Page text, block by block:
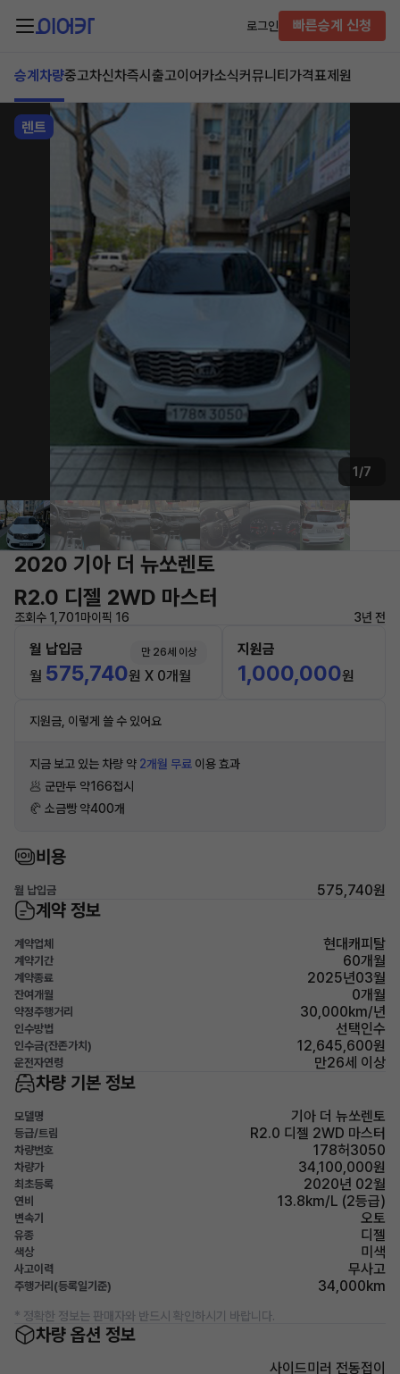
로그인 빠른승계 신청
승계차량중고차신차즉시출고이어카소식커뮤니티 가격표제원
렌트
1/7
2020 기아 더 뉴쏘렌토
R2.0 디젤 2WD 마스터
조회수 1,701 마이픽 16 3년 전
월 납입금 만 26세 이상
월 575,740원 X 0개월
지원금
1,000,000원
지원금, 이렇게 쓸 수 있어요
지금 보고 있는 차량 약 2개월 무료 이용 효과
🥟 군만두 약166접시
🥐 소금빵 약400개
비용
월 납입금 575,740원
계약 정보
계약업체 현대캐피탈
계약기간 60개월
계약종료 2025년03월
잔여개월 0개월
약정주행거리 30,000km/년
인수방법 선택인수
인수금(잔존가치) 12,645,600원
운전자연령 만26세 이상
차량 기본 정보
모델명 기아 더 뉴쏘렌토
등급/트림 R2.0 디젤 2WD 마스터
차량번호 178허3050
차량가 34,100,000원
최초등록 2020년 02월
연비 13.8km/L (2등급)
변속기 오토
유종 디젤
색상 미색
사고이력 무사고
주행거리(등록일기준) 34,000km
* 정확한 정보는 판매자와 반드시 확인하시기 바랍니다.
차량 옵션 정보
사이드미러 전동접이